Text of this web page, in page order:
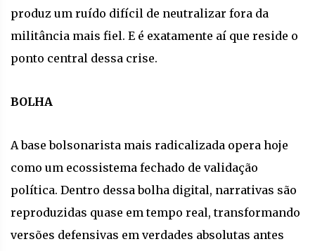
produz um ruído difícil de neutralizar fora da
militância mais fiel. E é exatamente aí que reside o
ponto central dessa crise.
BOLHA
A base bolsonarista mais radicalizada opera hoje
como um ecossistema fechado de validação
política. Dentro dessa bolha digital, narrativas são
reproduzidas quase em tempo real, transformando
versões defensivas em verdades absolutas antes